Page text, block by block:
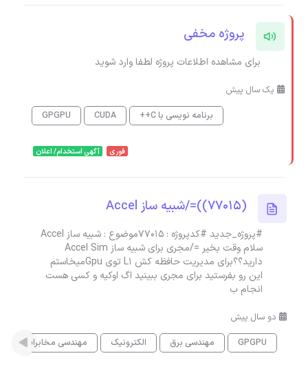
پروژه مخفی
برای مشاهده اطلاعات پروژه لطفا وارد شوید
یک سال پیش
برنامه نویسی با C++
CUDA
GPGPU
فوری آگهی استخدام/ اعلان
(77015))=/شبیه ساز Accel
#پروژه_جدید #کدپروژه : 77015موضوع : شبیه ساز Accel
سلام وقت بخیر =/مجری برای شبیه ساز Accel Sim
دارید؟؟برای مدیریت حافظه کش L1 توی Gpuمیخاستم
این رو بفرستید برای مجری ببینید اگ اوکیه و کسی هست
انجام ب
دو سال پیش
GPGPU
مهندسی برق الکترونیک مهندسی مخابرات